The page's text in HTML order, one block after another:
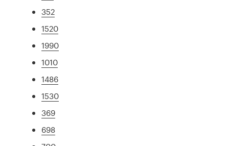
352
1520
1990
1010
1486
1530
369
698